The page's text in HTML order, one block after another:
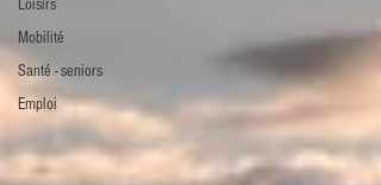
Loisirs
Mobilité
Santé - seniors
Emploi